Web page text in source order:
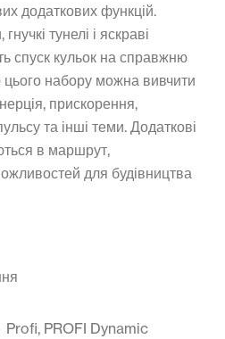
додаткових функцій.
тунелі і яскраві
спуск кульок на справжню
набору можна вивчити
прискорення,
та інші теми. Додаткові
в маршрут,
для будівництва
Profi, PROFI Dynamic